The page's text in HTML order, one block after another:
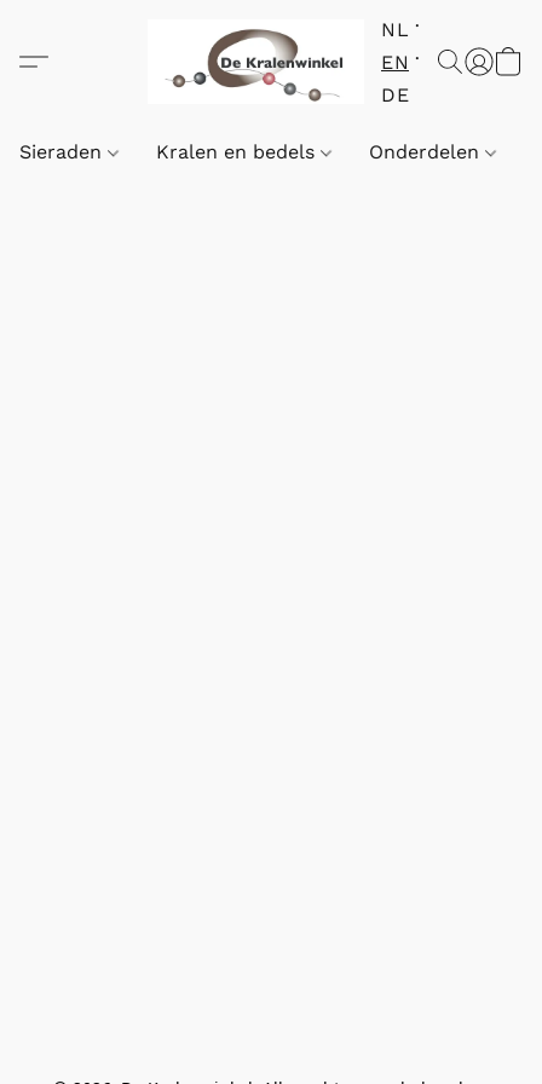
NL
EN
DE
Sieraden Kralen en bedels Onderdelen